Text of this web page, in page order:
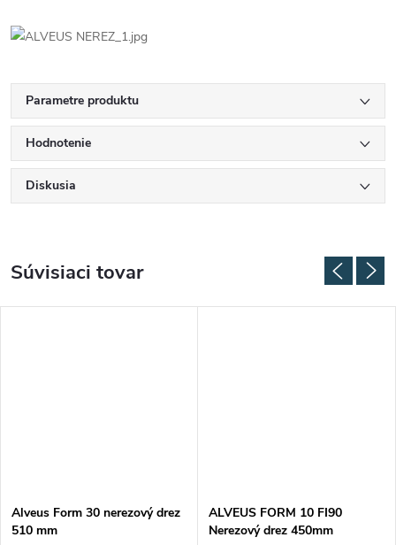
Parametre produktu
Hodnotenie
Diskusia
Súvisiaci tovar
Alveus Form 30 nerezový drez
510 mm
ALVEUS FORM 10 FI90
Nerezový drez 450mm